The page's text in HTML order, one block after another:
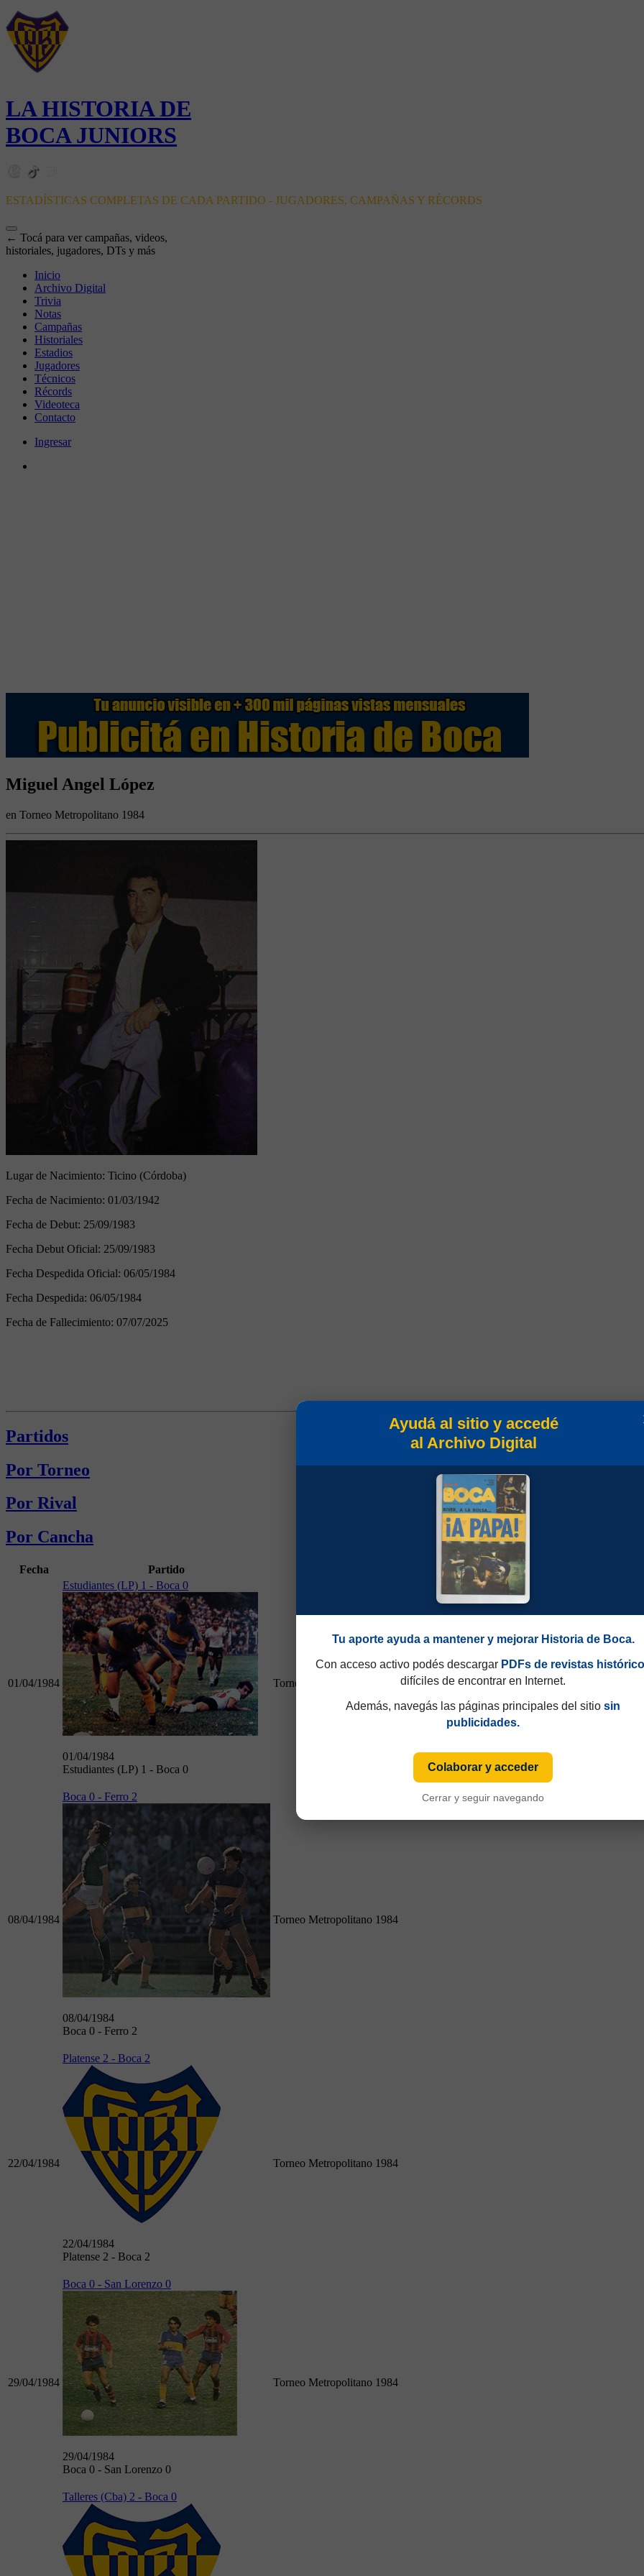
LA HISTORIA DE
BOCA JUNIORS
ESTADÍSTICAS COMPLETAS DE CADA PARTIDO - JUGADORES, CAMPAÑAS Y RÉCORDS
← Tocá para ver campañas, videos,
historiales, jugadores, DTs y más
Inicio
Archivo Digital
Trivia
Notas
Campañas
Historiales
Estadios
Jugadores
Técnicos
Récords
Videoteca
Contacto
Ingresar
Miguel Angel López
en Torneo Metropolitano 1984
Lugar de Nacimiento: Ticino (Córdoba)
Fecha de Nacimiento: 01/03/1942
Fecha de Debut: 25/09/1983
Fecha Debut Oficial: 25/09/1983
Fecha Despedida Oficial: 06/05/1984
Fecha Despedida: 06/05/1984
Fecha de Fallecimiento: 07/07/2025
Partidos
Por Torneo
Por Rival
Por Cancha
Fecha Partido
01/04/1984
Estudiantes (LP) 1 - Boca 0
01/04/1984
Estudiantes (LP) 1 - Boca 0
Torneo Metropolitano 1984
08/04/1984
Boca 0 - Ferro 2
08/04/1984
Boca 0 - Ferro 2
Torneo Metropolitano 1984
22/04/1984
Platense 2 - Boca 2
22/04/1984
Platense 2 - Boca 2
Torneo Metropolitano 1984
29/04/1984
Boca 0 - San Lorenzo 0
29/04/1984
Boca 0 - San Lorenzo 0
Torneo Metropolitano 1984
Talleres (Cba) 2 - Boca 0
Ayudá al sitio y accedé
al Archivo Digital
Tu aporte ayuda a mantener y mejorar Historia de Boca.
Con acceso activo podés descargar PDFs de revistas
difíciles de encontrar en Internet.
Además, navegás las páginas principales del sitio sin
publicidades.
Colaborar y acceder
Cerrar y seguir navegando